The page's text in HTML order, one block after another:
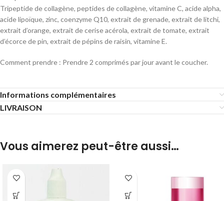
Tripeptide de collagène, peptides de collagène, vitamine C, acide alpha,
acide lipoïque, zinc, coenzyme Q10, extrait de grenade, extrait de litchi,
extrait d’orange, extrait de cerise acérola, extrait de tomate, extrait
d’écorce de pin, extrait de pépins de raisin, vitamine E.
Comment prendre : Prendre 2 comprimés par jour avant le coucher.
Informations complémentaires
LIVRAISON
Vous aimerez peut-être aussi…